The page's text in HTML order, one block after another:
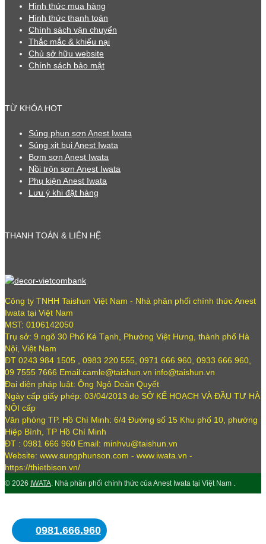
Hình thức mua hàng
Hình thức thanh toán
Chính sách vận chuyển
Thắc mắc & khiếu nại
Chủ sở hữu website
Chính sách bảo mật
TỪ KHÓA HOT
Súng phun sơn Anest Iwata
Súng xịt bụi Anest Iwata
Bơm sơn Anest Iwata
Nồi trộn sơn Anest Iwata
Phụ kiện Anest Iwata
Lưu ý khi đặt hàng
THANH TOÁN & LIÊN HỆ
Công ty TNHH Taishun Việt Nam - Nhà phân phối chính thức Anest
Iwata tại Việt Nam
MST: 0106142050
Trụ sở: 9 ngõ 30 Phố Kẻ Tạnh, Phường Việt Hưng, thành phố Hà
Nội, Việt Nam
ĐT 0243 984 1505 , 0983 220 555, 0971 666 960, 0933 666 960,
09 7555 7666 Email:camle@taishun.vn info@taishun.vn
Đại diện pháp luật: Ông Ngô Doãn Quyết
Ngày cấp giấy phép: 03/04/2013 do SỞ KẾ HOẠCH VÀ ĐẦU TƯ HÀ
NỘI cấp
Văn phòng TP. Hồ Chí Minh: 6/4 Đường số 15 Khu phố 10, phường
Hiệp Bình, TP Hồ Chí Minh
ĐT : 0981 666 960 Email: minhvu@taishun.vn
Website: www.sungphunson.com - www.iwata.vn -
https://thietbison.vn/
© 2026 IWATA. Nhà phân phối chính thức của Anest Iwata tại Việt Nam .
0981.666.960